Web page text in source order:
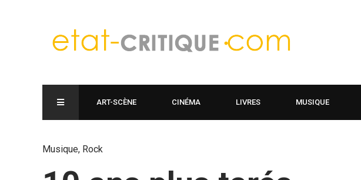
ART-SCÈNE CINÉMA LIVRES MUSIQUE
Musique, Rock